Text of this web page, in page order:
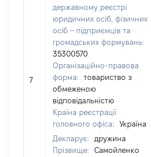
7
державному реєстрі
юридичних осіб, фізичних
осіб – підприємців та
громадських формувань:
35300570
Організаційно-правова
форма:
товариство з
обмеженою
відповідальністю
Країна реєстрації
головного офіса:
Україна
Декларує:
дружина
Прізвище:
Самойленко